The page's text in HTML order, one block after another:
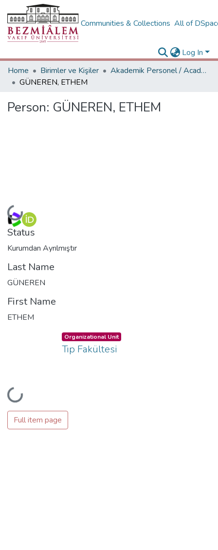
Communities & Collections All of
Log In
Home
Birimler ve Kişiler
Akademik Personel / Academic People
GÜNEREN, ETHEM
Person: GÜNEREN, ETHEM
Loading...
Status
Kurumdan Ayrılmıştır
Last Name
GÜNEREN
First Name
ETHEM
Loading...
Organizational Unit
Tıp Fakültesi
Full item page